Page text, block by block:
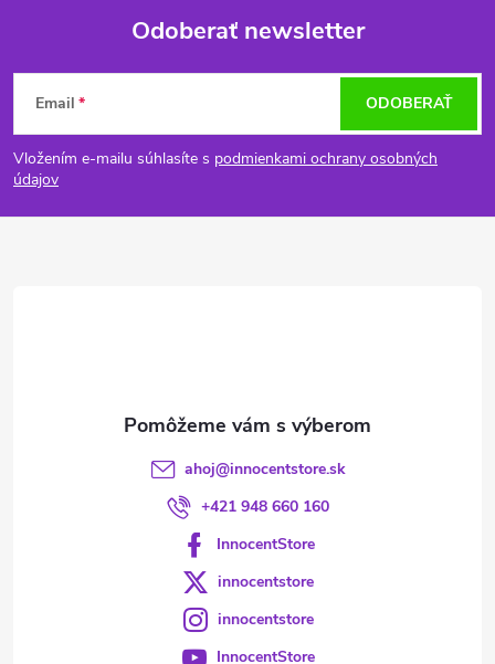
Z
á
p
Odoberať newsletter
Email
Vložením e-mailu súhlasíte s podmienkami ochrany osobných
údajov
ODOBERAŤ
ahoj@innocentstore.sk
+421 948 660 160
InnocentStore
innocentstore
innocentstore
InnocentStore